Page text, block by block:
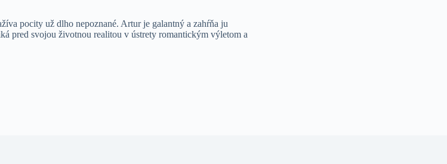
pocity už dlho nepoznané. Artur je galantný a zahŕňa ju
pred svojou životnou realitou v ústrety romantickým výletom a